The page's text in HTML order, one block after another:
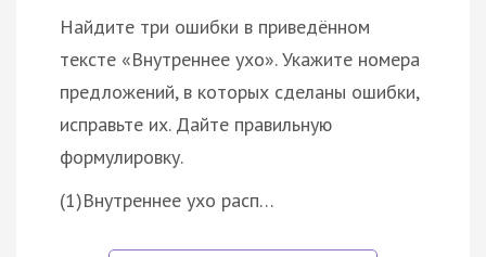
Найдите три ошибки в приведённом
тексте «Внутреннее ухо». Укажите номера
предложений, в которых сделаны ошибки,
исправьте их. Дайте правильную
формулировку.
(1)Внутреннее ухо расп…